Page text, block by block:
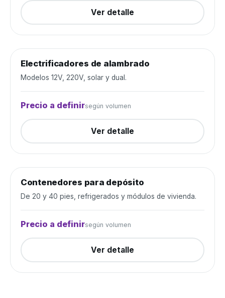
Ver detalle
Alambrados y cercos
Electrificadores de alambrado
Modelos 12V, 220V, solar y dual.
Precio a definirsegún volumen
Ver detalle
Depósito y construcción
Contenedores para depósito
De 20 y 40 pies, refrigerados y módulos de vivienda.
Precio a definirsegún volumen
Ver detalle